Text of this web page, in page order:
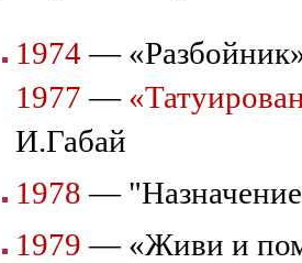
1974 —
1977 —
И.Габай
1978 —
1979 — «Живи и